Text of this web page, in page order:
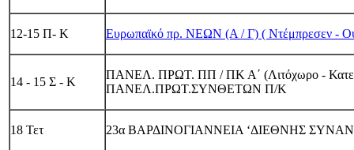
12-15 Π- Κ Ευρωπαϊκό πρ. ΝΕΩΝ (Α / Γ) ( Ντέμπρεσεν -
14 - 15 Σ - Κ
ΠΑΝΕΛ. ΠΡΩΤ. ΠΠ / ΠΚ Α΄ (Λιτόχωρο -
ΠΑΝΕΛ.ΠΡΩΤ.ΣΥΝΘΕΤΩΝ Π/Κ
18 Τετ 23α BAΡΔΙΝΟΓΙΑΝΝΕΙΑ ‘ΔΙΕΘΝΗΣ